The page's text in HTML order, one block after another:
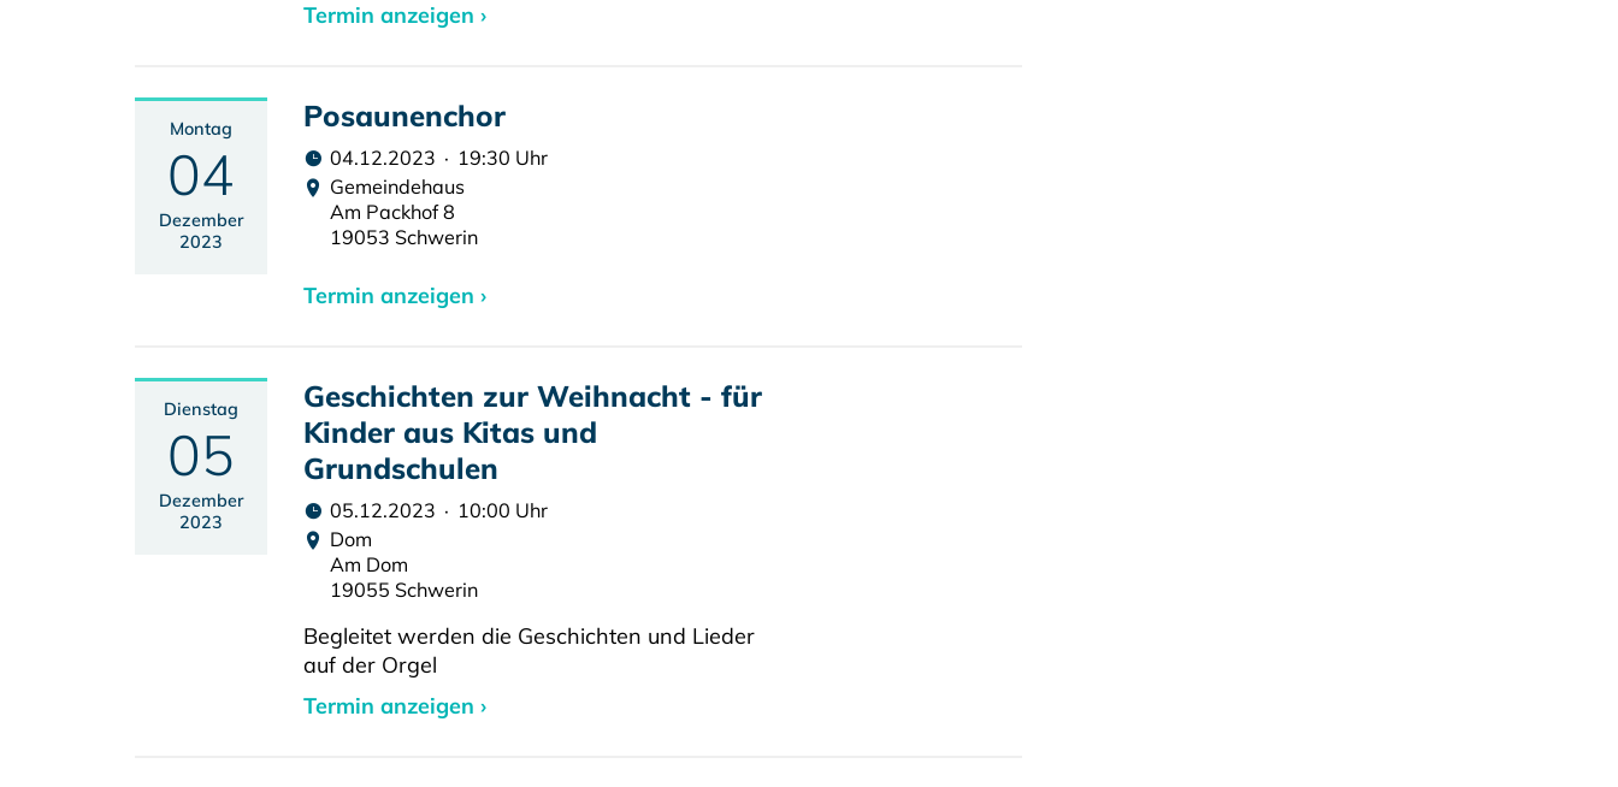
Termin anzeigen ›
Montag
04
Dezember
2023
Posaunenchor
04.12.2023 · 19:30 Uhr
Gemeindehaus
Am Packhof 8
19053 Schwerin
Termin anzeigen ›
Dienstag
05
Dezember
2023
Geschichten zur Weihnacht - für
Kinder aus Kitas und
Grundschulen
05.12.2023 · 10:00 Uhr
Dom
Am Dom
19055 Schwerin
Begleitet werden die Geschichten und Lieder
auf der Orgel
Termin anzeigen ›